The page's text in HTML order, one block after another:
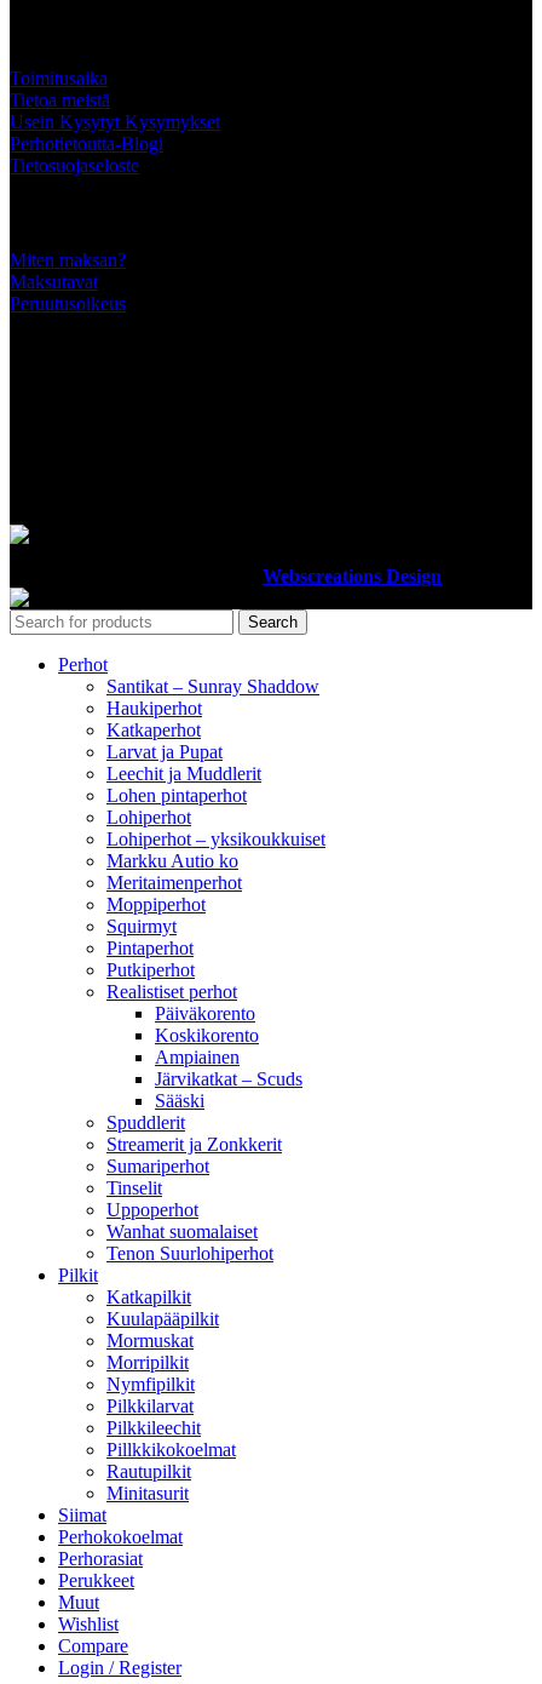
Toimitusaika
Tietoa meistä
Usein Kysytyt Kysymykset
Perhotietoutta-Blogi
Tietosuojaseloste
Miten maksan?
Maksutavat
Peruutusoikeus
Webscreations Design
Search
Perhot
Santikat – Sunray Shaddow
Haukiperhot
Katkaperhot
Larvat ja Pupat
Leechit ja Muddlerit
Lohen pintaperhot
Lohiperhot
Lohiperhot – yksikoukkuiset
Markku Autio ko
Meritaimenperhot
Moppiperhot
Squirmyt
Pintaperhot
Putkiperhot
Realistiset perhot
Päiväkorento
Koskikorento
Ampiainen
Järvikatkat – Scuds
Sääski
Spuddlerit
Streamerit ja Zonkkerit
Sumariperhot
Tinselit
Uppoperhot
Wanhat suomalaiset
Tenon Suurlohiperhot
Pilkit
Katkapilkit
Kuulapääpilkit
Mormuskat
Morripilkit
Nymfipilkit
Pilkkilarvat
Pilkkileechit
Pillkkikokoelmat
Rautupilkit
Minitasurit
Siimat
Perhokokoelmat
Perhorasiat
Perukkeet
Muut
Wishlist
Compare
Login / Register